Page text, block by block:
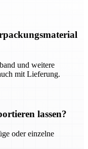
und weitere
mit Lieferung.
lassen?
oder einzelne